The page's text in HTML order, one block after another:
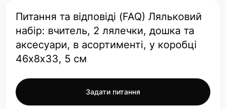
Питання та відповіді (FAQ) Ляльковий
набір: вчитель, 2 лялечки, дошка та
аксесуари, в асортименті, у коробці
46х8х33, 5 см
Задати питання